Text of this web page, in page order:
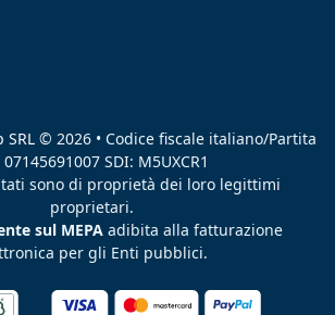
SRL© 2026 • Codice fiscale italiano/Partita
SDI: M5UXCR1
sono di proprietà dei loro legittimi
proprietari.
sul MEPA adibita alla fatturazione
per gli Enti pubblici.